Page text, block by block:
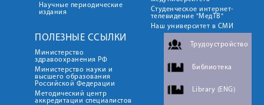
Научные периодические
издания
Студенческое интернет-
телевидение "МедТВ"
Наш университет в СМИ
ПОЛЕЗНЫЕ ССЫЛКИ
Министерство
здравоохранения РФ
Министерство науки и
высшего образования
Российской Федерации
Методический центр
аккредитации специалистов
Трудоустройство
Библиотека
Library (ENG)